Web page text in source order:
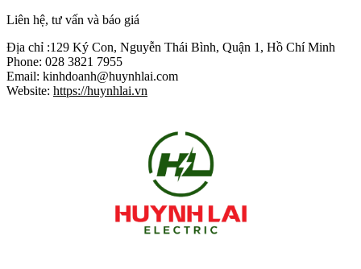
Liên hệ, tư vấn và báo giá
Địa chỉ :129 Ký Con, Nguyễn Thái Bình, Quận 1, Hồ Chí Minh
Phone: 028 3821 7955
Email: kinhdoanh@huynhlai.com
Website: https://huynhlai.vn